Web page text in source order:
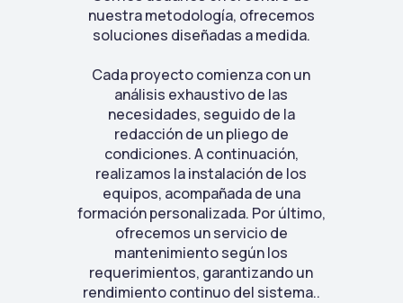
nuestra metodología, ofrecemos
soluciones diseñadas a medida.
Cada proyecto comienza con un
análisis exhaustivo de las
necesidades, seguido de la
redacción de un pliego de
condiciones. A continuación,
realizamos la instalación de los
equipos, acompañada de una
formación personalizada. Por último,
ofrecemos un servicio de
mantenimiento según los
requerimientos, garantizando un
rendimiento continuo del sistema..